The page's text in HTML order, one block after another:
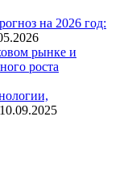
на 2026 год:
рынке и
роста
10.09.2025